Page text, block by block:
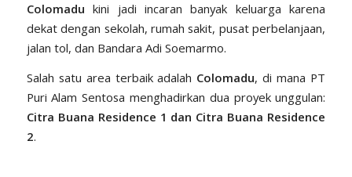
Colomadu kini jadi incaran banyak keluarga karena
dekat dengan sekolah, rumah sakit, pusat perbelanjaan,
jalan tol, dan Bandara Adi Soemarmo.
Salah satu area terbaik adalah Colomadu, di mana PT
Puri Alam Sentosa menghadirkan dua proyek unggulan:
Citra Buana Residence 1 dan Citra Buana Residence
2.